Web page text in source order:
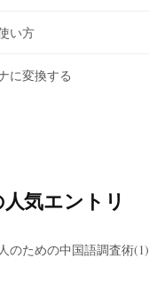
い方
に変換する
気エントリ
のための中国語調査術(1)